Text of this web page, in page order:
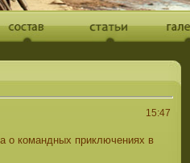
15:47
о командных приключениях в